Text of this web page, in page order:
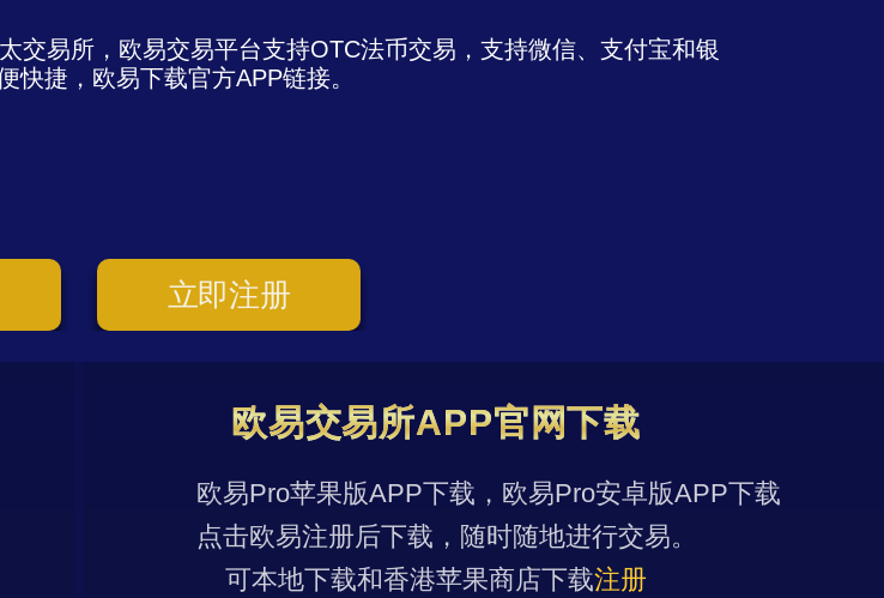
交易所，欧易交易平台支持OTC法币交易，支持微信、支付宝和银
快捷，欧易下载官方APP链接。
立即注册
欧易交易所APP官网下载
欧易Pro苹果版APP下载，欧易Pro安卓版APP下载
点击欧易注册后下载，随时随地进行交易。
可本地下载和香港苹果商店下载注册